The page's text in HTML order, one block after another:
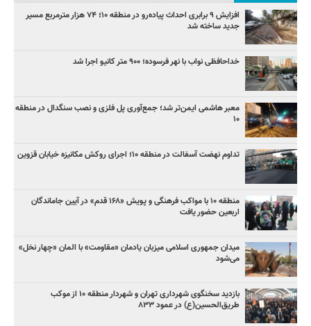
افزایش ۹ برابری احداث پیاده‌رو در منطقه ۱۰؛ ۷۴ هزار مترمربع مسیر
جدید ساخته شد
خداحافظی نواب با نهر فرسوده؛ ۹۰۰ متر کانیو اجرا شد
معبر هاشمی ایمن‌تر شد؛ جمع‌آوری پل فلزی و نصب سنگدال در منطقه
۱۰
تداوم نهضت آسفالت در منطقه ۱۰؛ اجرای روکش مکانیزه خیابان قزوین
منطقه ۱۰ با مواکب فرهنگی و پویش «۱۶۸ قدم» در آیین جاماندگان
اربعین حضور یافت
میدان جمهوری اسلامی میزبان یادمان «مقاومت» با المان «چهار نخل»
می‌شود
بازدید سخنگوی شهرداری تهران و شهردار منطقه ۱۰ از موکب
طریق‌الحسین(ع) در عمود ۸۳۳